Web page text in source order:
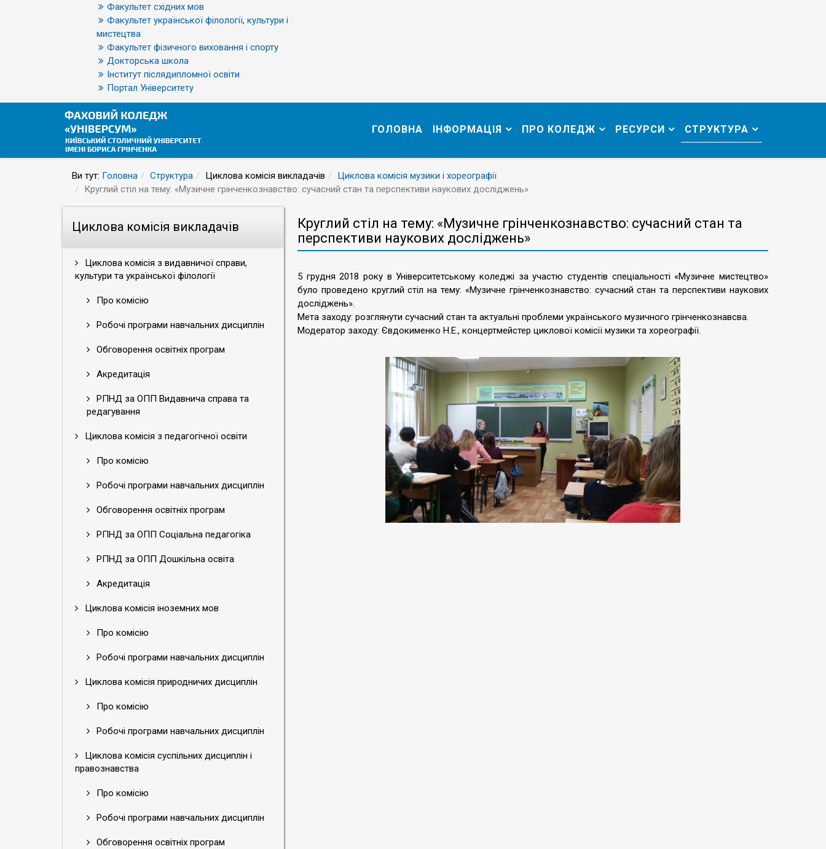
Факультет східних мов
Факультет української філології, культури і
мистецтва
Факультет фізичного виховання і спорту
Докторська школа
Інститут післядипломної освіти
Портал Університету
ГОЛОВНА ІНФОРМАЦІЯ ПРО КОЛЕДЖ РЕСУРСИ СТРУКТУРА
Ви тут: Головна Структура Циклова комісія викладачів
Циклова комісія музики і хореографії
Круглий стіл на тему: «Музичне грінченкознавство: сучасний стан та перспективи наукових досліджень»
Циклова комісія викладачів
Циклова комісія з видавничої справи,
культури та української філології
Про комісію
Робочі програми навчальних дисциплін
Обговорення освітніх програм
Акредитація
РПНД за ОПП Видавнича справа та
редагування
Циклова комісія з педагогічної освіти
Про комісію
Робочі програми навчальних дисциплін
Обговорення освітніх програм
РПНД за ОПП Соціальна педагогіка
РПНД за ОПП Дошкільна освіта
Акредитація
Циклова комісія іноземних мов
Про комісію
Робочі програми навчальних дисциплін
Циклова комісія природничих дисциплін
Про комісію
Робочі програми навчальних дисциплін
Циклова комісія суспільних дисциплін і
правознавства
Про комісію
Робочі програми навчальних дисциплін
Обговорення освітніх програм
Круглий стіл на тему: «Музичне грінченкознавство: сучасний стан та
перспективи наукових досліджень»
5 грудня 2018 року в Університетському коледжі за участю студентів спеціальності «Музичне мистецтво»
було проведено круглий стіл на тему: «Музичне грінченкознавство: сучасний стан та перспективи наукових
досліджень».
Мета заходу: розглянути сучасний стан та актуальні проблеми українського музичного грінченкознавсва.
Модератор заходу: Євдокименко Н.Е., концертмейстер циклової комісії музики та хореографії.